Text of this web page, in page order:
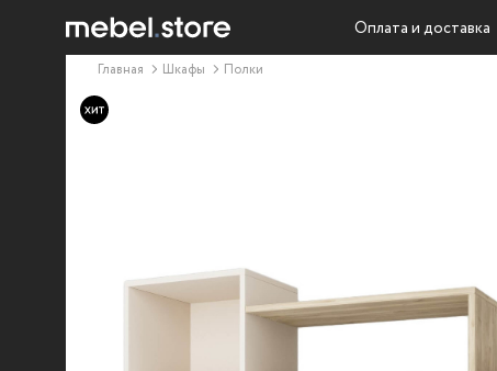
Оплата и доставка
Главная Шкафы Полки